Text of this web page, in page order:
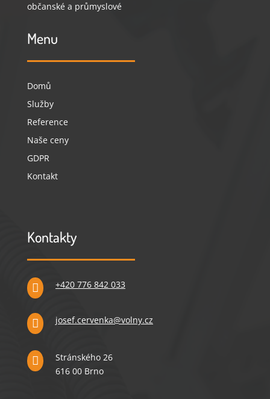
občanské a průmyslové
Menu
Domů
Služby
Reference
Naše ceny
GDPR
Kontakt
Kontakty
 +420 776 842 033
 josef.cervenka@volny.cz

Stránského 26
616 00 Brno